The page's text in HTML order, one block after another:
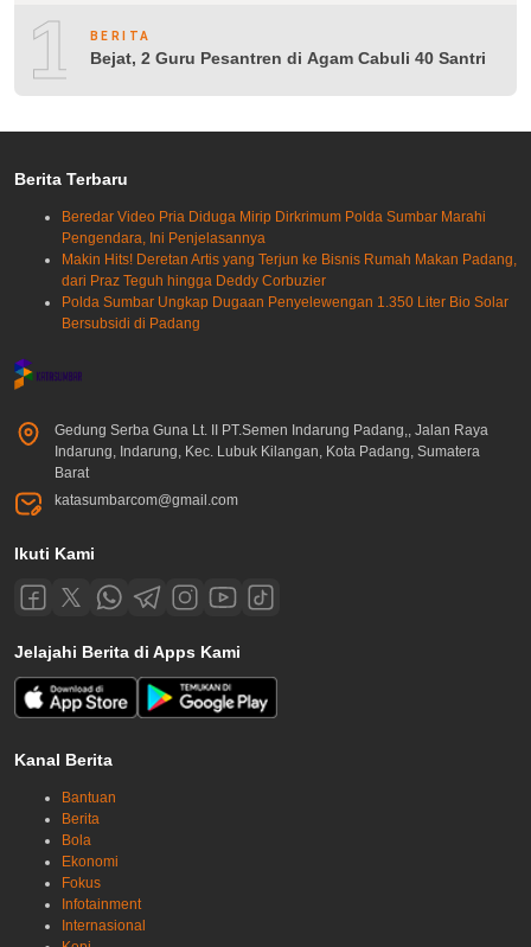
10BERITA
Bejat, 2 Guru Pesantren di Agam Cabuli 40 Santri
Berita Terbaru
Beredar Video Pria Diduga Mirip Dirkrimum Polda Sumbar Marahi
Pengendara, Ini Penjelasannya
Makin Hits! Deretan Artis yang Terjun ke Bisnis Rumah Makan Padang,
dari Praz Teguh hingga Deddy Corbuzier
Polda Sumbar Ungkap Dugaan Penyelewengan 1.350 Liter Bio Solar
Bersubsidi di Padang
Gedung Serba Guna Lt. II PT.Semen Indarung Padang,, Jalan Raya
Indarung, Indarung, Kec. Lubuk Kilangan, Kota Padang, Sumatera
Barat
katasumbarcom@gmail.com
Ikuti Kami
Jelajahi Berita di Apps Kami
Kanal Berita
Bantuan
Berita
Bola
Ekonomi
Fokus
Infotainment
Internasional